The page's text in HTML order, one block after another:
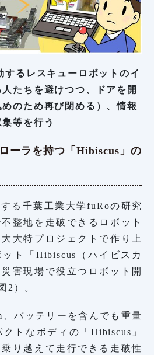
るレスキューロボットのイ
たちを避けつつ、ドアを開
のため再び閉める）、情報
集等を行う
ーラを持つ「Hibiscus」の
る千葉工業大学fuRoの研究
整地を走破できるロボット
大特プロジェクトで作り上
ト「Hibiscus（ハイビスカ
害現場で役立つロボット開
2）。
、バッテリーを含んでも重量
トなボディの「Hibiscus」
り越えて走行できる走破性